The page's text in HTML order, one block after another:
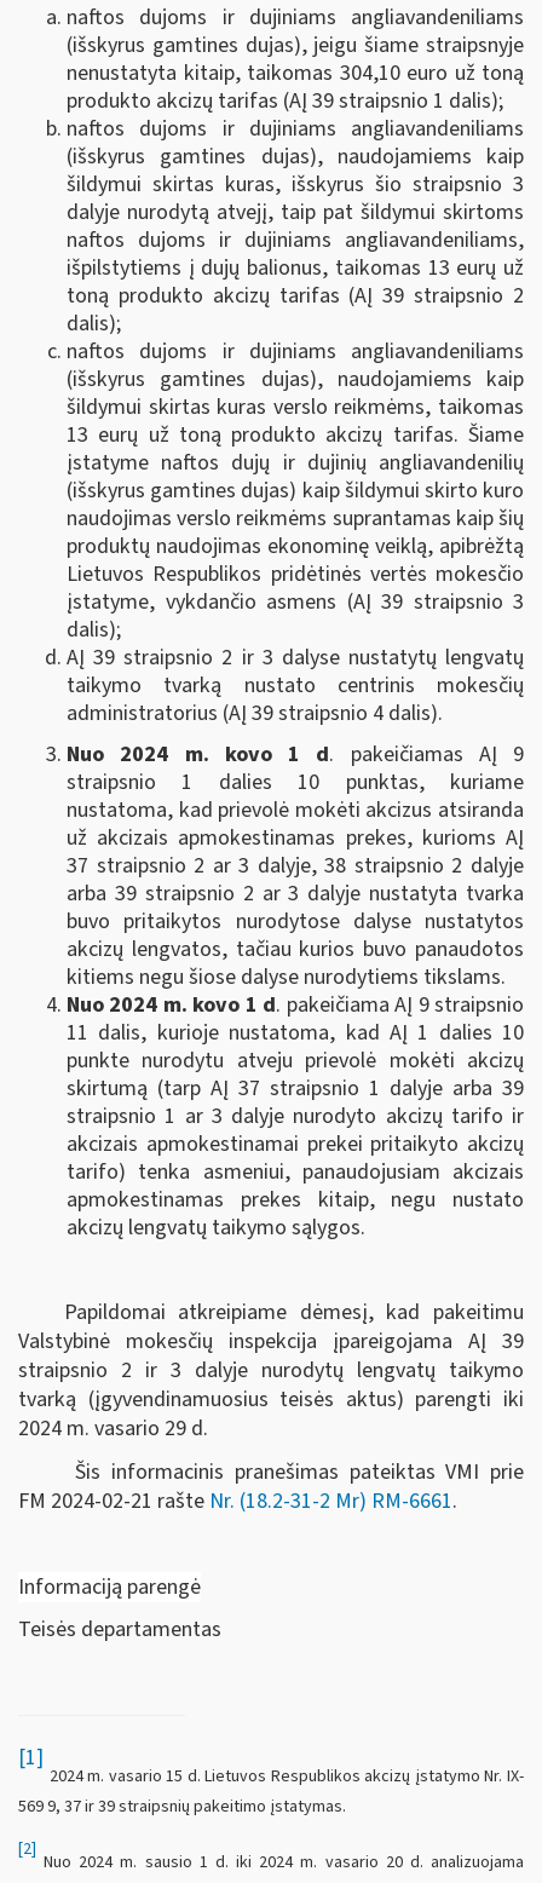
naftos dujoms ir dujiniams angliavandeniliams
(išskyrus gamtines dujas), jeigu šiame straipsnyje
nenustatyta kitaip, taikomas 304,10 euro už toną
produkto akcizų tarifas (AĮ 39 straipsnio 1 dalis);
naftos dujoms ir dujiniams angliavandeniliams
(išskyrus gamtines dujas), naudojamiems kaip
šildymui skirtas kuras, išskyrus šio straipsnio 3
dalyje nurodytą atvejį, taip pat šildymui skirtoms
naftos dujoms ir dujiniams angliavandeniliams,
išpilstytiems į dujų balionus, taikomas 13 eurų už
toną produkto akcizų tarifas (AĮ 39 straipsnio 2
dalis);
naftos dujoms ir dujiniams angliavandeniliams
(išskyrus gamtines dujas), naudojamiems kaip
šildymui skirtas kuras verslo reikmėms, taikomas
13 eurų už toną produkto akcizų tarifas. Šiame
įstatyme naftos dujų ir dujinių angliavandenilių
(išskyrus gamtines dujas) kaip šildymui skirto kuro
naudojimas verslo reikmėms suprantamas kaip šių
produktų naudojimas ekonominę veiklą, apibrėžtą
Lietuvos Respublikos pridėtinės vertės mokesčio
įstatyme, vykdančio asmens (AĮ 39 straipsnio 3
dalis);
AĮ 39 straipsnio 2 ir 3 dalyse nustatytų lengvatų
taikymo tvarką nustato centrinis mokesčių
administratorius (AĮ 39 straipsnio 4 dalis).
Nuo 2024 m. kovo 1 d. pakeičiamas AĮ 9
straipsnio 1 dalies 10 punktas, kuriame
nustatoma, kad prievolė mokėti akcizus atsiranda
už akcizais apmokestinamas prekes, kurioms AĮ
37 straipsnio 2 ar 3 dalyje, 38 straipsnio 2 dalyje
arba 39 straipsnio 2 ar 3 dalyje nustatyta tvarka
buvo pritaikytos nurodytose dalyse nustatytos
akcizų lengvatos, tačiau kurios buvo panaudotos
kitiems negu šiose dalyse nurodytiems tikslams.
Nuo 2024 m. kovo 1 d. pakeičiama AĮ 9 straipsnio
11 dalis, kurioje nustatoma, kad AĮ 1 dalies 10
punkte nurodytu atveju prievolė mokėti akcizų
skirtumą (tarp AĮ 37 straipsnio 1 dalyje arba 39
straipsnio 1 ar 3 dalyje nurodyto akcizų tarifo ir
akcizais apmokestinamai prekei pritaikyto akcizų
tarifo) tenka asmeniui, panaudojusiam akcizais
apmokestinamas prekes kitaip, negu nustato
akcizų lengvatų taikymo sąlygos.
Papildomai atkreipiame dėmesį, kad pakeitimu
Valstybinė mokesčių inspekcija įpareigojama AĮ 39
straipsnio 2 ir 3 dalyje nurodytų lengvatų taikymo
tvarką (įgyvendinamuosius teisės aktus) parengti iki
2024 m. vasario 29 d.
Šis informacinis pranešimas pateiktas VMI prie
FM 2024-02-21 rašte Nr. (18.2-31-2 Mr) RM-6661.
Informaciją parengė
Teisės departamentas
[1]
2024 m. vasario 15 d. Lietuvos Respublikos akcizų įstatymo Nr. IX-
569 9, 37 ir 39 straipsnių pakeitimo įstatymas.
[2]
Nuo 2024 m. sausio 1 d. iki 2024 m. vasario 20 d. analizuojama